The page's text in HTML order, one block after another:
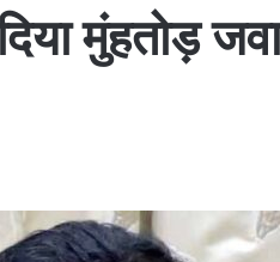
मुंहतोड़